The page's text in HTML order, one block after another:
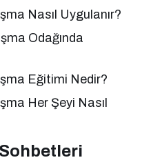
Nasıl Uygulanır?
Odağında
Eğitimi Nedir?
Her Şeyi Nasıl